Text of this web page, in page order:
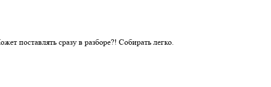
поставлять сразу в разборе?! Собирать легко.